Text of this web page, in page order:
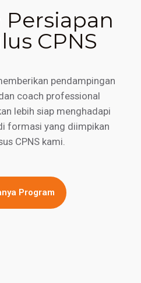
CPNS
pendampingan
coach professional
lebih siap menghadapi
formasi yang diimpikan
CPNS kami.
Program